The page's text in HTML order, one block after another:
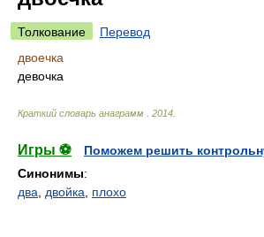
Толкование
Перевод
двоечка
девочка
Краткий словарь анаграмм 2014
Игры ⚽
Поможем решить
Синонимы:
два
двойка плохо